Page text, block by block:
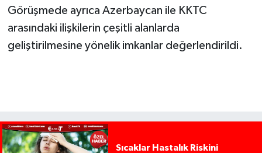
Görüşmede ayrıca Azerbaycan ile KKTC
arasındaki ilişkilerin çeşitli alanlarda
geliştirilmesine yönelik imkanlar değerlendirildi.
Sıcaklar Hastalık Riskini